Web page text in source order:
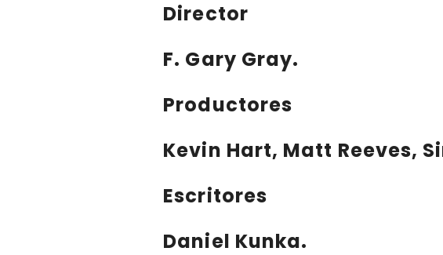
Director
F. Gary Gray.
Productores
Kevin Hart, Matt Reeves,
Escritores
Daniel Kunka.